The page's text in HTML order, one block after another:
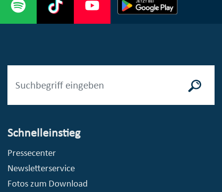
Schnelleinstieg
Pressecenter
Newsletterservice
Fotos zum Download